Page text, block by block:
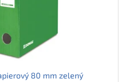
80 mm zelený